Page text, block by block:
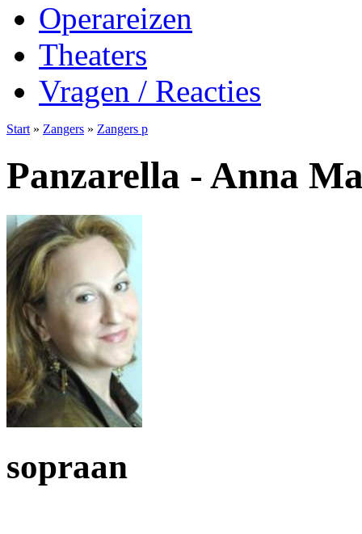
Operareizen
Theaters
Vragen / Reacties
Start » Zangers » Zangers p
Panzarella - Anna
sopraan